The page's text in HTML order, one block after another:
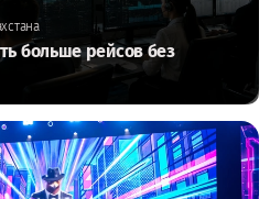
больше рейсов без